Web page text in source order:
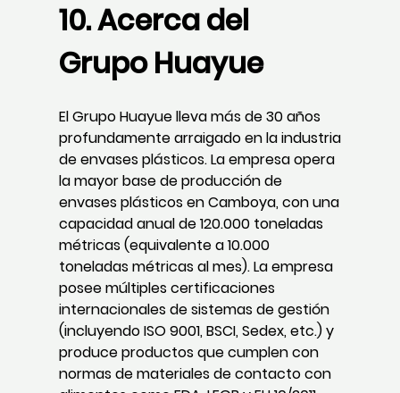
10. Acerca del
Grupo Huayue
El Grupo Huayue lleva más de 30 años
profundamente arraigado en la industria
de envases plásticos. La empresa opera
la mayor base de producción de
envases plásticos en Camboya, con una
capacidad anual de 120.000 toneladas
métricas (equivalente a 10.000
toneladas métricas al mes). La empresa
posee múltiples certificaciones
internacionales de sistemas de gestión
(incluyendo ISO 9001, BSCI, Sedex, etc.) y
produce productos que cumplen con
normas de materiales de contacto con